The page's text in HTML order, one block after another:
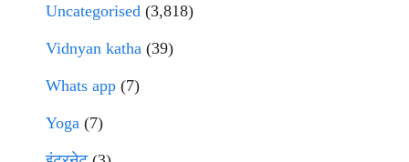
Uncategorised (3,818)
Vidnyan katha (39)
Whats app (7)
Yoga (7)